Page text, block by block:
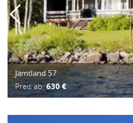
Jämtland 57
Preis ab: 630 €